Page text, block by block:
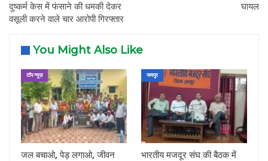
दुष्कर्म केस में फंसाने की धमकी देकर
वसूली करने वाले चार आरोपी गिरफ्तार
घायल
You Might Also Like
टॉप न्यूज़
जल बचाओ, पेड़ लगाओ, जीवन
जयपुर
भारतीय मजदूर संघ की बैठक में